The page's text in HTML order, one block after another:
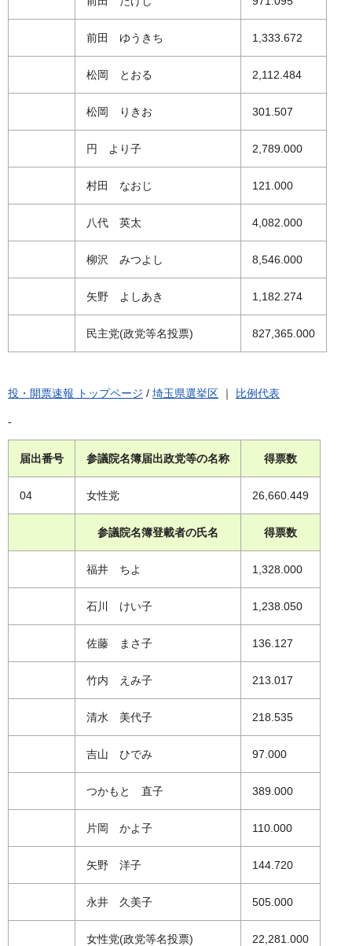
前田 ゆうきち 1,333.672
松岡 とおる 2,112.484
松岡 りきお 301.507
円 より子 2,789.000
村田 なおじ 121.000
八代 英太 4,082.000
柳沢 みつよし 8,546.000
矢野 よしあき 1,182.274
民主党(政党等名投票) 827,365.000
投・開票速報 トップページ / 埼玉県選挙区 ｜ 比例代表
-
届出番号 参議院名簿届出政党等の名称 得票数
04 女性党 26,660.449
参議院名簿登載者の氏名 得票数
福井 ちよ 1,328.000
石川 けい子 1,238.050
佐藤 まさ子 136.127
竹内 えみ子 213.017
清水 美代子 218.535
吉山 ひでみ 97.000
つかもと 直子 389.000
片岡 かよ子 110.000
矢野 洋子 144.720
永井 久美子 505.000
女性党(政党等名投票) 22,281.000